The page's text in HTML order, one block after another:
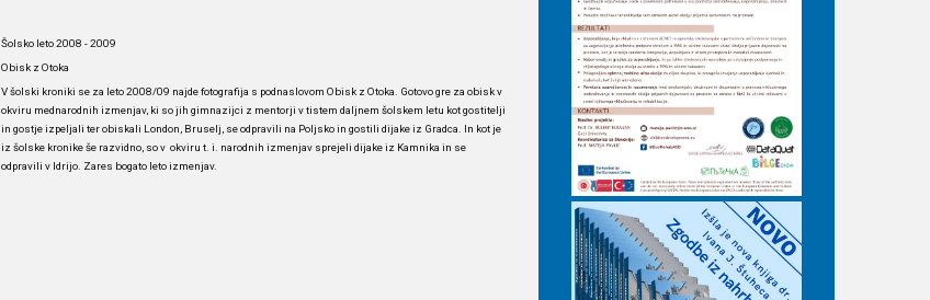
Šolsko leto 2008 - 2009
Obisk z Otoka
V šolski kroniki se za leto 2008/09 najde fotografija s podnaslovom Obisk z Otoka. Gotovo gre za obisk v
okviru mednarodnih izmenjav, ki so jih gimnazijci z mentorji v tistem daljnem šolskem letu kot gostitelji
in gostje izpeljali ter obiskali London, Bruselj, se odpravili na Poljsko in gostili dijake iz Gradca. In kot je
iz šolske kronike še razvidno, so v okviru t. i. narodnih izmenjav sprejeli dijake iz Kamnika in se
odpravili v Idrijo. Zares bogato leto izmenjav.